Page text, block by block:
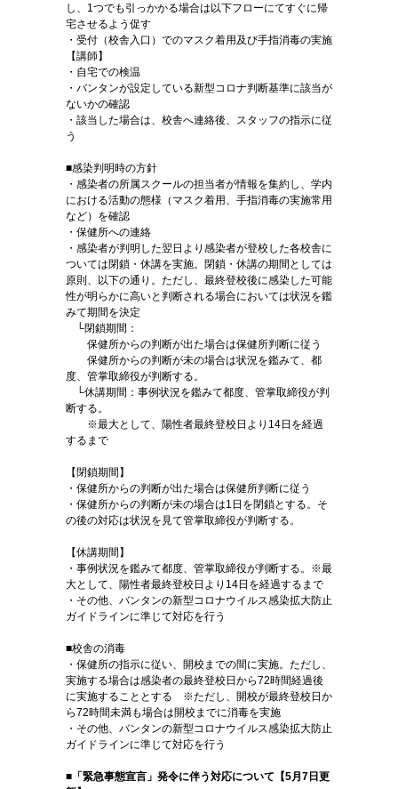
し、1つでも引っかかる場合は以下フローにてすぐに帰
宅させるよう促す
・受付（校舎入口）でのマスク着用及び手指消毒の実施
【講師】
・自宅での検温
・バンタンが設定している新型コロナ判断基準に該当が
ないかの確認
・該当した場合は、校舎へ連絡後、スタッフの指示に従
う
■感染判明時の方針
・感染者の所属スクールの担当者が情報を集約し、学内
における活動の態様（マスク着用、手指消毒の実施常用
など）を確認
・保健所への連絡
・感染者が判明した翌日より感染者が登校した各校舎に
ついては閉鎖・休講を実施。閉鎖・休講の期間としては
原則、以下の通り。ただし、最終登校後に感染した可能
性が明らかに高いと判断される場合においては状況を鑑
みて期間を決定
└閉鎖期間：
保健所からの判断が出た場合は保健所判断に従う
保健所からの判断が未の場合は状況を鑑みて、都
度、管掌取締役が判断する。
└休講期間：事例状況を鑑みて都度、管掌取締役が判
断する。
※最大として、陽性者最終登校日より14日を経過
するまで
【閉鎖期間】
・保健所からの判断が出た場合は保健所判断に従う
・保健所からの判断が未の場合は1日を閉鎖とする。そ
の後の対応は状況を見て管掌取締役が判断する。
【休講期間】
・事例状況を鑑みて都度、管掌取締役が判断する。※最
大として、陽性者最終登校日より14日を経過するまで
・その他、バンタンの新型コロナウイルス感染拡大防止
ガイドラインに準じて対応を行う
■校舎の消毒
・保健所の指示に従い、開校までの間に実施。ただし、
実施する場合は感染者の最終登校日から72時間経過後
に実施することとする ※ただし、開校が最終登校日か
ら72時間未満も場合は開校までに消毒を実施
・その他、バンタンの新型コロナウイルス感染拡大防止
ガイドラインに準じて対応を行う
■「緊急事態宣言」発令に伴う対応について【5月7日更